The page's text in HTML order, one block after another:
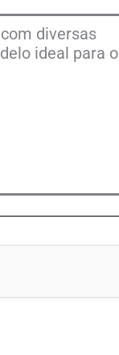
diversas
ideal para o